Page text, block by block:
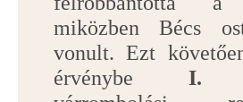
miközben Bécs
vonult. Ezt
érvénybeI.